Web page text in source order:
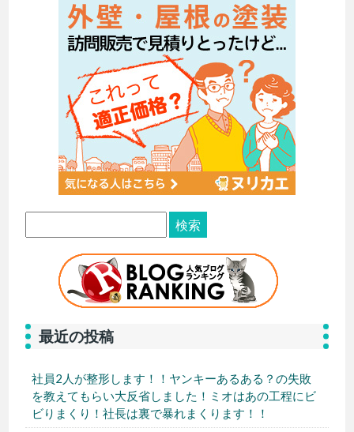
最近の投稿
社員2人が整形します！！ヤンキーあるある？の失敗
を教えてもらい大反省しました！ミオはあの工程にビ
ビりまくり！社長は裏で暴れまくります！！